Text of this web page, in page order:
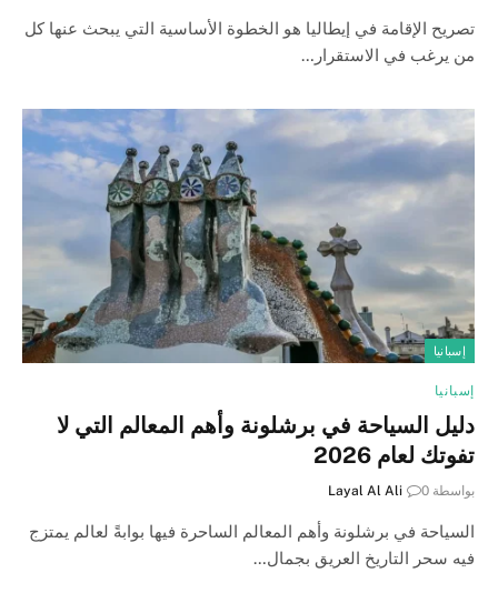
تصريح الإقامة في إيطاليا هو الخطوة الأساسية التي يبحث عنها كل
من يرغب في الاستقرار…
إسبانيا
إسبانيا
دليل السياحة في برشلونة وأهم المعالم التي لا
تفوتك لعام 2026
بواسطة Layal Al Ali 0
السياحة في برشلونة وأهم المعالم الساحرة فيها بوابةً لعالم يمتزج
فيه سحر التاريخ العريق بجمال…